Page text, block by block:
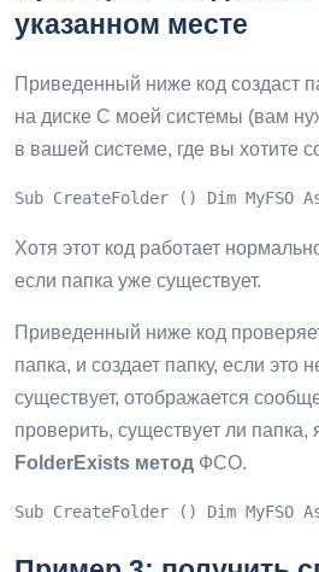
указанном месте
Приведенный ниже код создаст
на диске C моей системы (вам
в вашей системе, где вы хотите
Sub CreateFolder () Dim MyFSO
Хотя этот код работает
если папка уже существует.
Приведенный ниже код
папка, и создает папку, если это
существует, отображается
проверить, существует ли папка,
FolderExists метод ФСО.
Sub CreateFolder () Dim